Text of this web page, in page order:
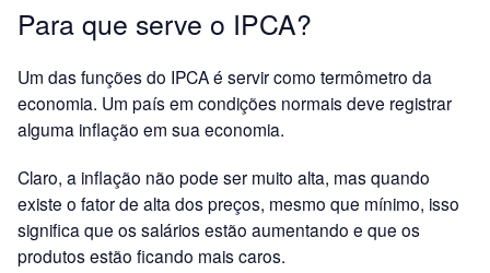
Para que serve o IPCA?
Um das funções do IPCA é servir como termômetro da
economia. Um país em condições normais deve registrar
alguma inflação em sua economia.
Claro, a inflação não pode ser muito alta, mas quando
existe o fator de alta dos preços, mesmo que mínimo, isso
significa que os salários estão aumentando e que os
produtos estão ficando mais caros.